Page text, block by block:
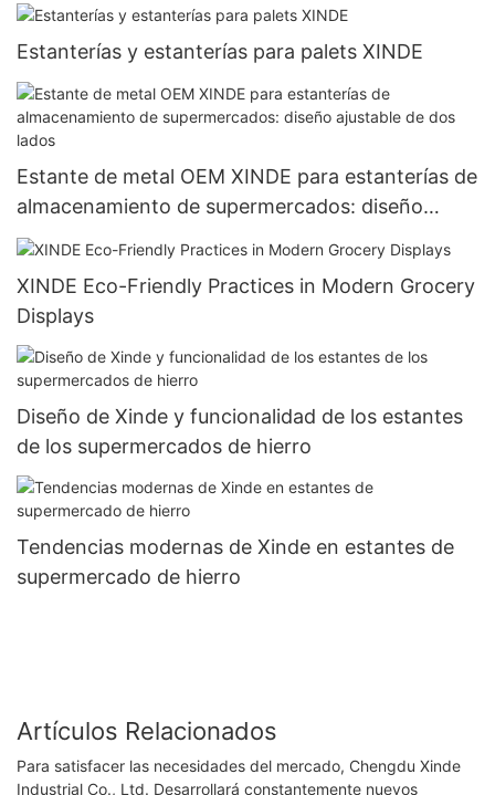
Estanterías y estanterías para palets XINDE
Estante de metal OEM XINDE para estanterías de
almacenamiento de supermercados: diseño
ajustable de dos lados
XINDE Eco-Friendly Practices in Modern Grocery
Displays
Diseño de Xinde y funcionalidad de los estantes
de los supermercados de hierro
Tendencias modernas de Xinde en estantes de
supermercado de hierro
Artículos Relacionados
Para satisfacer las necesidades del mercado, Chengdu Xinde
Industrial Co., Ltd. Desarrollará constantemente nuevos